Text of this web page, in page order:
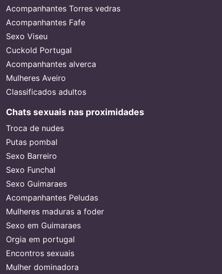
Acompanhantes Torres vedras
Acompanhantes Fafe
Sexo Viseu
Cuckold Portugal
Acompanhantes alverca
Mulheres Aveiro
Classificados adultos
Chats sexuais nas proximidades
Troca de nudes
Putas pombal
Sexo Barreiro
Sexo Funchal
Sexo Guimaraes
Acompanhantes Peludas
Mulheres maduras a foder
Sexo em Guimaraes
Orgia em portugal
Encontros sexuais
Mulher dominadora